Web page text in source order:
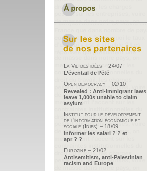
La Vie des idées – 24/07
L’éventail de l’été
Open democracy – 02/10
Revealed : Anti-immigrant laws
leave 1,000s unable to claim
asylum
Institut pour le développement
de l’information économique et
sociale (Idies) – 18/09
Informer les salari ? ? et
apr ? ?
Eurozine – 21/02
Antisemitism, anti-Palestinian
racism and Europe